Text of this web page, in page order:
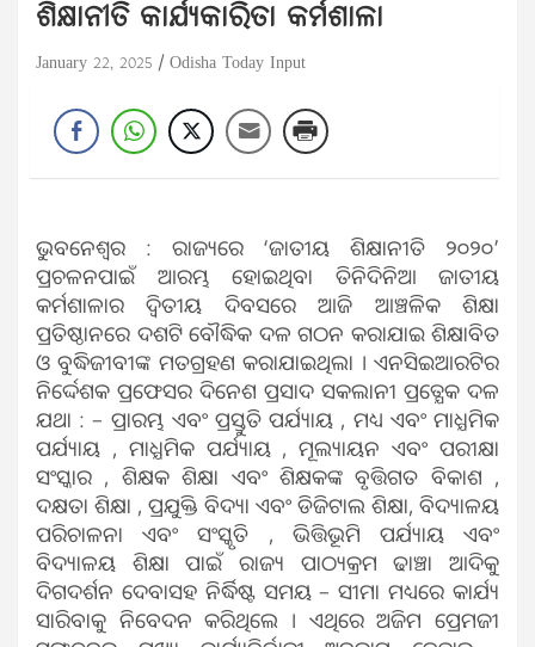
ଶିକ୍ଷାନୀତି କାର୍ଯ୍ୟକାରିତା କର୍ମଶାଳା
January 22, 2025 Odisha Today Input
ଭୁବନେଶ୍ବର : ରାଜ୍ୟରେ ‘ଜାତୀୟ ଶିକ୍ଷାନୀତି ୨୦୨୦’
ପ୍ରଚଳନପାଇଁ ଆରମ୍ଭ ହୋଇଥିବା ତିନିଦିନିଆ ଜାତୀୟ
କର୍ମଶାଳାର ଦ୍ଵିତୀୟ ଦିବସରେ ଆଜି ଆଞ୍ଚଳିକ ଶିକ୍ଷା
ପ୍ରତିଷ୍ଠାନରେ ଦଶଟି ବୌଦ୍ଧିକ ଦଳ ଗଠନ କରାଯାଇ ଶିକ୍ଷାବିତ
ଓ ବୁଦ୍ଧିଜୀବୀଙ୍କ ମତଗ୍ରହଣ କରାଯାଇଥିଲା । ଏନସିଇଆରଟିର
ନିର୍ଦ୍ଦେଶକ ପ୍ରଫେସର ଦିନେଶ ପ୍ରସାଦ ସକଲାନୀ ପ୍ରତ୍ଯେକ ଦଳ
ଯଥା : – ପ୍ରାରମ୍ଭ ଏବଂ ପ୍ରସ୍ତୁତି ପର୍ଯ୍ୟାୟ , ମଧ୍ୟ ଏବଂ ମାଧ୍ଯମିକ
ପର୍ଯ୍ୟାୟ , ମାଧ୍ଯମିକ ପର୍ଯ୍ୟାୟ , ମୂଲ୍ୟାୟନ ଏବଂ ପରୀକ୍ଷା
ସଂସ୍କାର , ଶିକ୍ଷକ ଶିକ୍ଷା ଏବଂ ଶିକ୍ଷକଙ୍କ ବୃତ୍ତିଗତ ବିକାଶ ,
ଦକ୍ଷତା ଶିକ୍ଷା , ପ୍ରଯୁକ୍ତି ବିଦ୍ୟା ଏବଂ ଡିଜିଟାଲ ଶିକ୍ଷା, ବିଦ୍ୟାଳୟ
ପରିଚାଳନା ଏବଂ ସଂସ୍କୃତି , ଭିତ୍ତିଭୂମି ପର୍ଯ୍ୟାୟ ଏବଂ
ବିଦ୍ୟାଳୟ ଶିକ୍ଷା ପାଇଁ ରାଜ୍ୟ ପାଠ୍ୟକ୍ରମ ଢାଞ୍ଚା ଆଦିକୁ
ଦିଗଦର୍ଶନ ଦେବାସହ ନିର୍ଦ୍ଧିଷ୍ଟ ସମୟ – ସୀମା ମଧ୍ୟରେ କାର୍ଯ୍ୟ
ସାରିବାକୁ ନିବେଦନ କରିଥିଲେ । ଏଥିରେ ଅଜିମ ପ୍ରେମଜୀ